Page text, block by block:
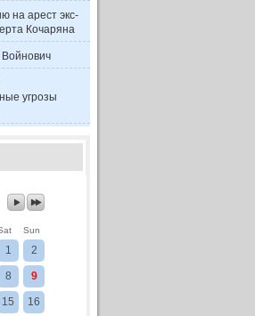
на арест экс-
Кочаряна
угрозы
Sun
1 2
8 9
15 16